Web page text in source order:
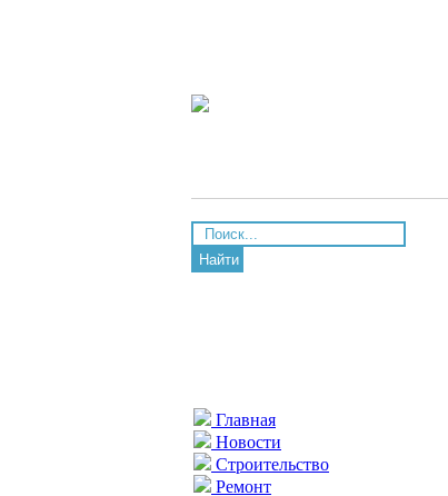
Найти
Главная
Новости
Строительство
Ремонт